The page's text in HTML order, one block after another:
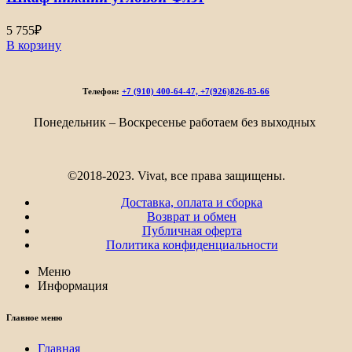
5 755₽
В корзину
Телефон: +7 (910) 400-64-47, +7(926)826-85-66
Понедельник – Воскресенье работаем без выходных
©2018-2023. Vivat, все права защищены.
Доставка, оплата и сборка
Возврат и обмен
Публичная оферта
Политика конфиденциальности
Меню
Информация
Главное меню
Главная